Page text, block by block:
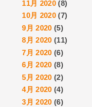
11月 2020 (8)
10月 2020 (7)
9月 2020 (5)
8月 2020 (11)
7月 2020 (6)
6月 2020 (8)
5月 2020 (2)
4月 2020 (4)
3月 2020 (6)